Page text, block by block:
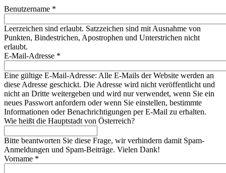
Benutzername *
Leerzeichen sind erlaubt. Satzzeichen sind mit Ausnahme von
Punkten, Bindestrichen, Apostrophen und Unterstrichen nicht
erlaubt.
E-Mail-Adresse *
Eine gültige E-Mail-Adresse: Alle E-Mails der Website werden an
diese Adresse geschickt. Die Adresse wird nicht veröffentlicht und
nicht an Dritte weitergeben und wird nur verwendet, wenn Sie ein
neues Passwort anfordern oder wenn Sie einstellen, bestimmte
Informationen oder Benachrichtigungen per E-Mail zu erhalten.
Wie heißt die Hauptstadt von Österreich?
Bitte beantworten Sie diese Frage, wir verhindern damit Spam-
Anmeldungen und Spam-Beiträge. Vielen Dank!
Vorname *